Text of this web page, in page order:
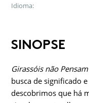
Idioma:
SINOPSE
Girassóis não Pensam
busca de significado
descobrimos que há